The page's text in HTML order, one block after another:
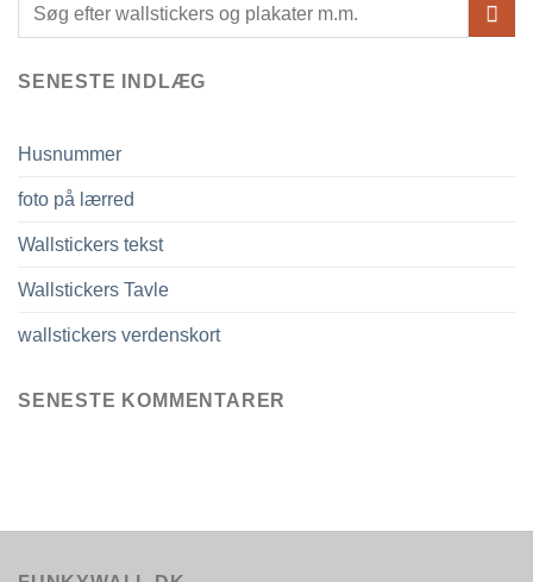
SENESTE INDLÆG
Husnummer
foto på lærred
Wallstickers tekst
Wallstickers Tavle
wallstickers verdenskort
SENESTE KOMMENTARER